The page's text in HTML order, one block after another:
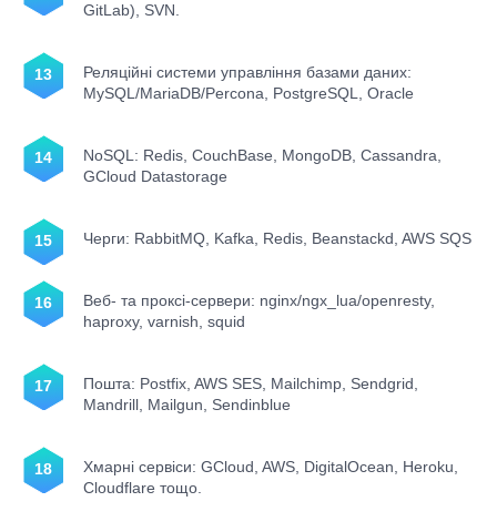
GitLab), SVN.
Реляційні системи управління базами даних:
MySQL/MariaDB/Percona, PostgreSQL, Oracle
NoSQL: Redis, CouchBase, MongoDB, Cassandra,
GCloud Datastorage
Черги: RabbitMQ, Kafka, Redis, Beanstackd, AWS SQS
Веб- та проксі-сервери: nginx/ngx_lua/openresty,
haproxy, varnish, squid
Пошта: Postfix, AWS SES, Mailchimp, Sendgrid,
Mandrill, Mailgun, Sendinblue
Хмарні сервіси: GCloud, AWS, DigitalOcean, Heroku,
Cloudflare тощо.